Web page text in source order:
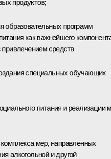
продуктов;
образовательных программ
как важнейшего
привлечением средств
специальных обучающих
питания и реализации
мер, направленных
алкогольной и другой